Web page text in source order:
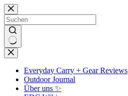
Zum
Inhalt
springen
Keine
Ergebnisse
Everyday Carry + Gear Reviews
Outdoor Journal
Über uns ✨